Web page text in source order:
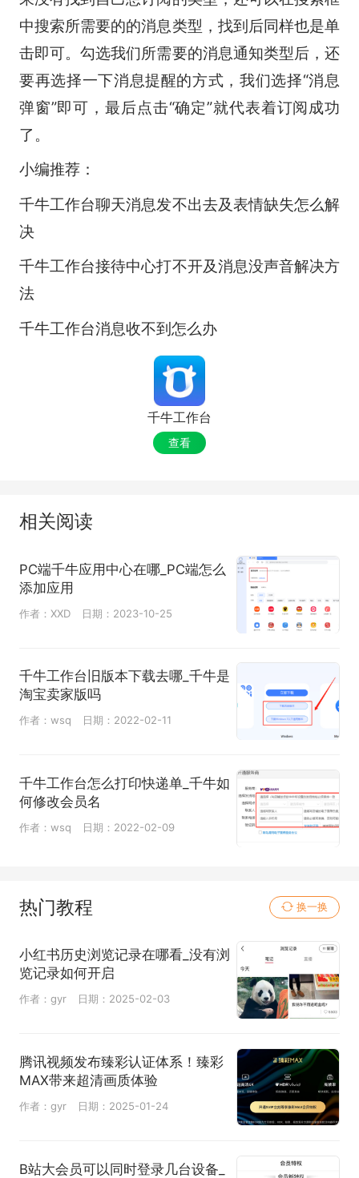
中搜索所需要的的消息类型，找到后同样也是单
击即可。勾选我们所需要的消息通知类型后，还
要再选择一下消息提醒的方式，我们选择“消息
弹窗”即可，最后点击“确定”就代表着订阅成功
了。
小编推荐：
千牛工作台聊天消息发不出去及表情缺失怎么解
决
千牛工作台接待中心打不开及消息没声音解决方
法
千牛工作台消息收不到怎么办
千牛工作台
查看
相关阅读
PC端千牛应用中心在哪_PC端怎么
添加应用
作者：XXD 日期：2023-10-25
千牛工作台旧版本下载去哪_千牛是
淘宝卖家版吗
作者：wsq 日期：2022-02-11
千牛工作台怎么打印快递单_千牛如
何修改会员名
作者：wsq 日期：2022-02-09
热门教程 换一换
小红书历史浏览记录在哪看_没有浏
览记录如何开启
作者：gyr 日期：2025-02-03
腾讯视频发布臻彩认证体系！臻彩
MAX带来超清画质体验
作者：gyr 日期：2025-01-24
B站大会员可以同时登录几台设备_